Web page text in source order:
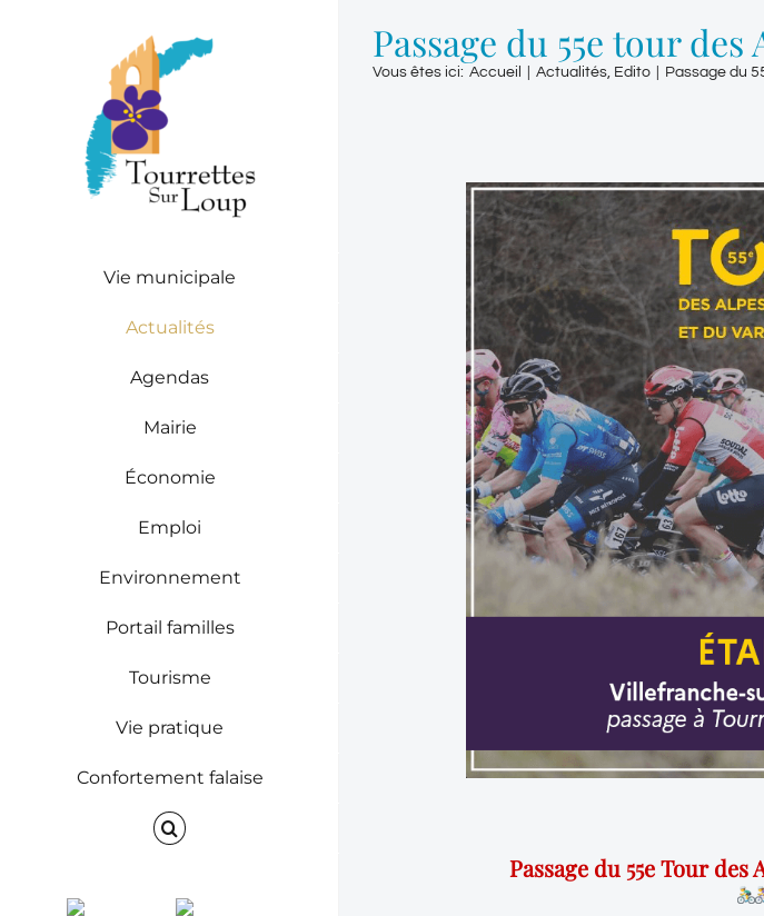
Vie municipale
Actualités
Agendas
Mairie
Économie
Emploi
Environnement
Portail familles
Tourisme
Vie pratique
Confortement falaise
Facebook Instagram
Passage du 55e tour
Vous êtes ici: Accueil Actualités, Edito Passage du
Passage du 55e Tour